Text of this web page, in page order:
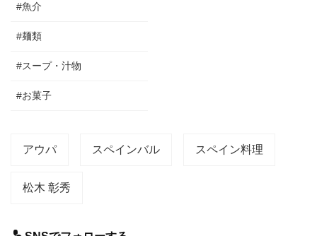
#魚介
#麺類
#スープ・汁物
#お菓子
アウパ スペインバル スペイン料理
松木 彰秀